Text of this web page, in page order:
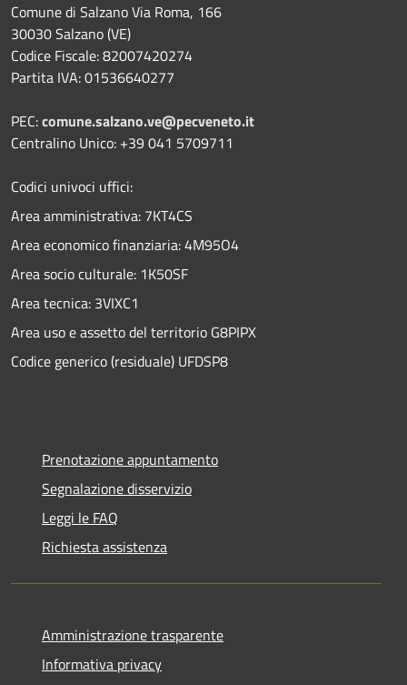
Comune di Salzano Via Roma, 166
30030 Salzano (VE)
Codice Fiscale: 82007420274
Partita IVA: 01536640277
PEC:comune.salzano.ve@pecveneto.it
Centralino Unico: +39 041 5709711
Codici univoci uffici:
Area amministrativa: 7KT4CS
Area economico finanziaria: 4M95O4
Area socio culturale: 1K50SF
Area tecnica: 3VIXC1
Area uso e assetto del territorio G8PIPX
Codice generico (residuale) UFDSP8
Prenotazione appuntamento
Segnalazione disservizio
Leggi le FAQ
Richiesta assistenza
Amministrazione trasparente
Informativa privacy